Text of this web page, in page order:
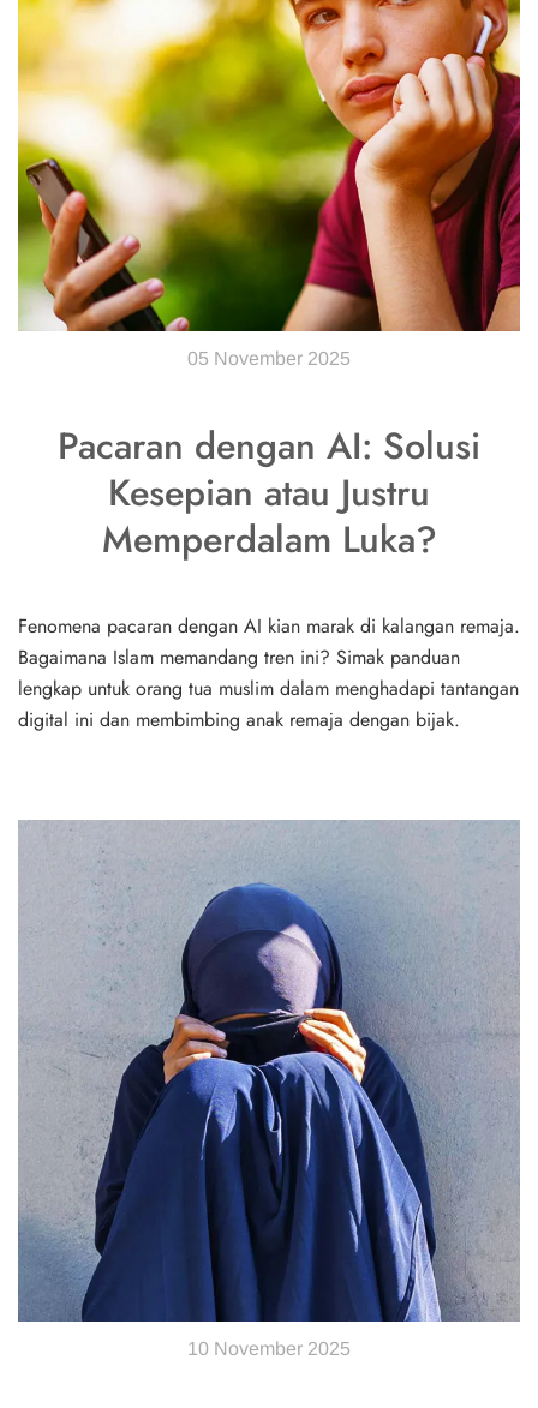
05 November 2025
Pacaran dengan AI: Solusi
Kesepian atau Justru
Memperdalam Luka?
Fenomena pacaran dengan AI kian marak di kalangan remaja.
Bagaimana Islam memandang tren ini? Simak panduan
lengkap untuk orang tua muslim dalam menghadapi tantangan
digital ini dan membimbing anak remaja dengan bijak.
10 November 2025